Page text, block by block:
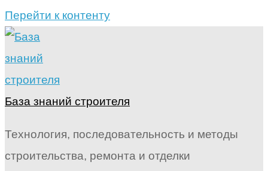
Перейти к контенту
База знаний строителя
Технология, последовательность и методы
строительства, ремонта и отделки